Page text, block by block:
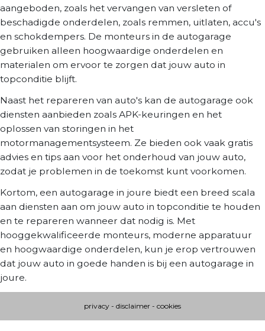
aangeboden, zoals het vervangen van versleten of
beschadigde onderdelen, zoals remmen, uitlaten, accu's
en schokdempers. De monteurs in de autogarage
gebruiken alleen hoogwaardige onderdelen en
materialen om ervoor te zorgen dat jouw auto in
topconditie blijft.
Naast het repareren van auto's kan de autogarage ook
diensten aanbieden zoals APK-keuringen en het
oplossen van storingen in het
motormanagementsysteem. Ze bieden ook vaak gratis
advies en tips aan voor het onderhoud van jouw auto,
zodat je problemen in de toekomst kunt voorkomen.
Kortom, een autogarage in joure biedt een breed scala
aan diensten aan om jouw auto in topconditie te houden
en te repareren wanneer dat nodig is. Met
hooggekwalificeerde monteurs, moderne apparatuur
en hoogwaardige onderdelen, kun je erop vertrouwen
dat jouw auto in goede handen is bij een autogarage in
joure.
privacy - disclaimer - cookies